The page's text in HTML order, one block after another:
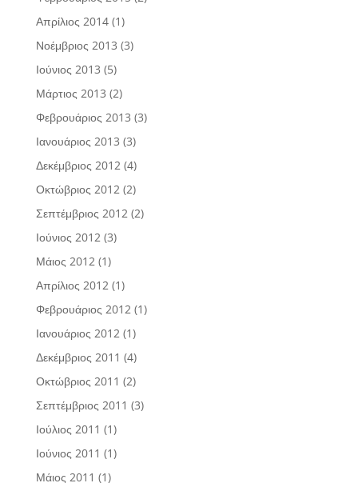
Απρίλιος 2014(1)
Νοέμβριος 2013 (3)
Ιούνιος 2013 (5)
Μάρτιος 2013 (2)
Φεβρουάριος 2013 (3)
Ιανουάριος 2013 (3)
Δεκέμβριος 2012(4)
Οκτώβριος 2012(2)
Σεπτέμβριος 2012(2)
Ιούνιος 2012(3)
Μάιος 2012(1)
Απρίλιος 2012(1)
Φεβρουάριος 2012(1)
Ιανουάριος 2012(1)
Δεκέμβριος 2011 (4)
Οκτώβριος 2011 (2)
Σεπτέμβριος 2011 (3)
Ιούλιος 2011 (1)
Ιούνιος 2011 (1)
Μάιος 2011 (1)